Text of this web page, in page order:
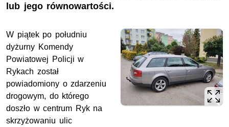
lub jego równowartości.
W piątek po południu
dyżurny Komendy
Powiatowej Policji w
Rykach został
powiadomiony o zdarzeniu
drogowym, do którego
doszło w centrum Ryk na
skrzyżowaniu ulic